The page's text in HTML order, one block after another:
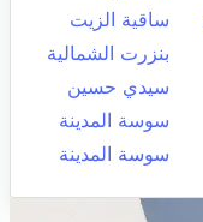
ساقية الزيت
بنزرت الشمالية
سيدي حسين
سوسة المدينة
سوسة المدينة